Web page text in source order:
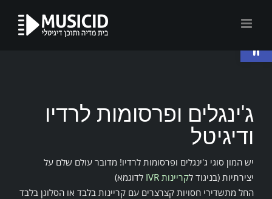
פתח סרגל נגישות
ג'ינגלים ופרסומות לרדיו
ודיגיטל
יש המון סוגי ג'ינגלים ופרסומות לרדיו! מדובר עולם שלם על
יצירתיות (בניגוד לקריינות IVR
לדוגמא)
החל מתשדירי חסויות קצרצרים עם קריינות בלבד או הסלוגן בלבד